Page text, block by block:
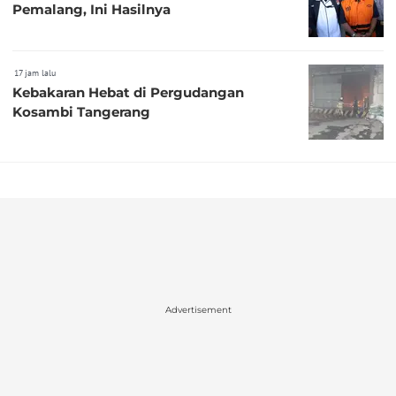
Pemalang, Ini Hasilnya
17 jam lalu
Kebakaran Hebat di Pergudangan
Kosambi Tangerang
Advertisement